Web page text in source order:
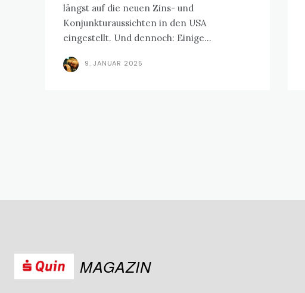
längst auf die neuen Zins- und
Konjunkturaussichten in den USA
eingestellt. Und dennoch: Einige...
9. JANUAR 2025
MAGAZIN